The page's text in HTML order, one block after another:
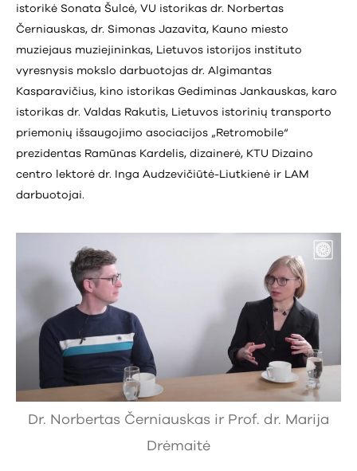
istorikė Sonata Šulcė, VU istorikas dr. Norbertas
Černiauskas, dr. Simonas Jazavita, Kauno miesto
muziejaus muziejininkas, Lietuvos istorijos instituto
vyresnysis mokslo darbuotojas dr. Algimantas
Kasparavičius, kino istorikas Gediminas Jankauskas, karo
istorikas dr. Valdas Rakutis, Lietuvos istorinių transporto
priemonių išsaugojimo asociacijos „Retromobile“
prezidentas Ramūnas Kardelis, dizainerė, KTU Dizaino
centro lektorė dr. Inga Audzevičiūtė-Liutkienė ir LAM
darbuotojai.
Dr. Norbertas Černiauskas ir Prof. dr. Marija
Drėmaitė